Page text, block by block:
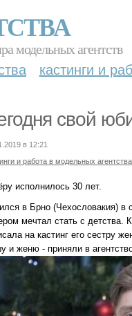
модельных агентств
кастинги и
свой
в 12:21
и работа в модельных
исполнилось 30 лет.
в Брно (Чехословакия) в
мечтал стать с детства.
на кастинг его сестру
и женю - приняли в